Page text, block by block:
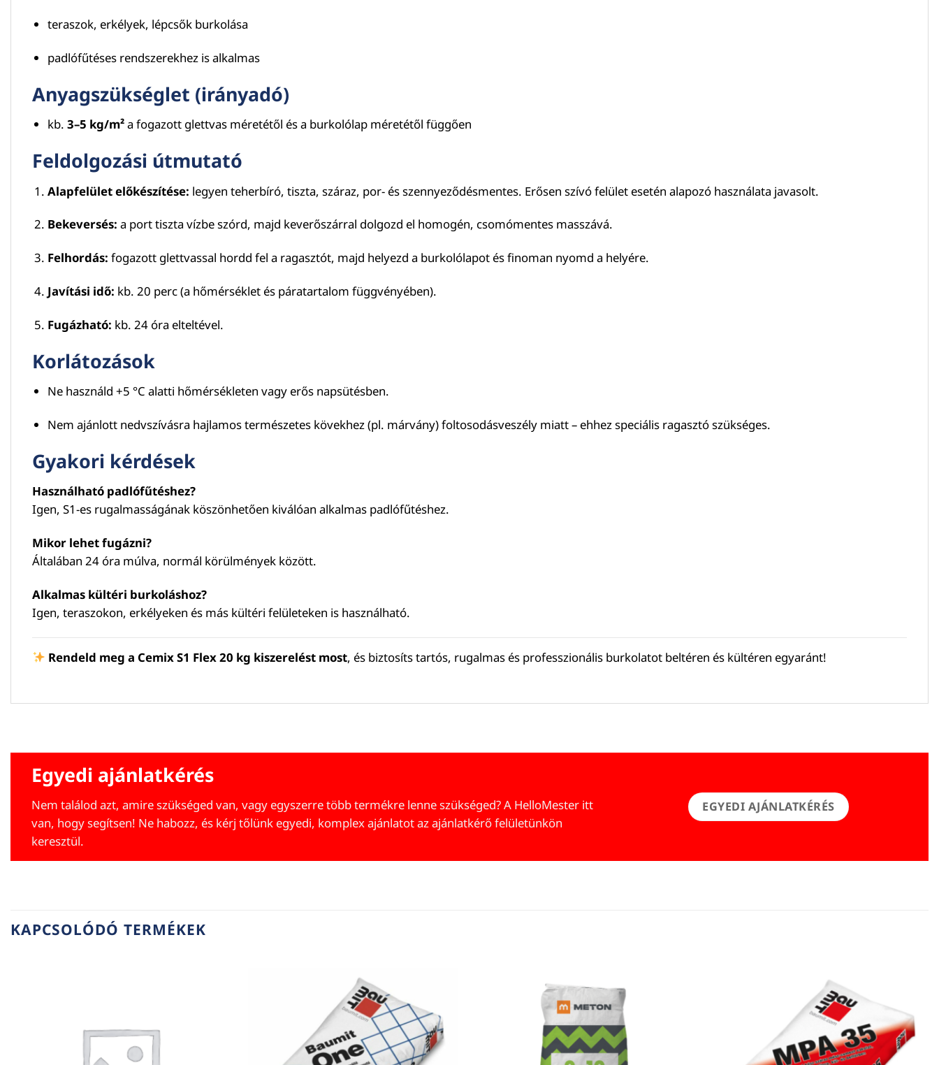
teraszok, erkélyek, lépcsők burkolása
padlófűtéses rendszerekhez is alkalmas
Anyagszükséglet (irányadó)
kb. 3–5 kg/m²a fogazott glettvas méretétől és a burkolólap méretétől függően
Feldolgozási útmutató
Alapfelület előkészítése: legyen teherbíró, tiszta, száraz, por- és szennyeződésmentes. Erősen szívó felület esetén alapozó használata javasolt.
Bekeversés: a port tiszta vízbe szórd, majd keverőszárral dolgozd el homogén, csomómentes masszává.
Felhordás: fogazott glettvassal hordd fel a ragasztót, majd helyezd a burkolólapot és finoman nyomd a helyére.
Javítási idő: kb. 20 perc (a hőmérséklet és páratartalom függvényében).
Fugázható: kb. 24 óra elteltével.
Korlátozások
Ne használd +5 °C alatti hőmérsékleten vagy erős napsütésben.
Nem ajánlott nedvszívásra hajlamos természetes kövekhez (pl. márvány) foltosodásveszély miatt – ehhez speciális ragasztó szükséges.
Gyakori kérdések
Használható padlófűtéshez?
Igen, S1-es rugalmasságának köszönhetően kiválóan alkalmas padlófűtéshez.
Mikor lehet fugázni?
Általában 24 óra múlva, normál körülmények között.
Alkalmas kültéri burkoláshoz?
Igen, teraszokon, erkélyeken és más kültéri felületeken is használható.
Rendeld meg a Cemix S1 Flex 20 kg kiszerelést most, és biztosíts tartós, rugalmas és professzionális burkolatot beltéren és kültéren egyaránt!
Egyedi ajánlatkérés
Nem találod azt, amire szükséged van, vagy egyszerre több termékre lenne szükséged? A HelloMester itt
van, hogy segítsen! Ne habozz, és kérj tőlünk egyedi, komplex ajánlatot az ajánlatkérő felületünkön
keresztül.
EGYEDI AJÁNLATKÉRÉS
KAPCSOLÓDÓ TERMÉKEK